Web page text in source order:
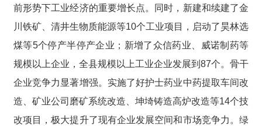
前形势下工业经济的重要增长点。同时，新建和续建了金
川铁矿、清井生物质能源等10个工业项目，启动了昊林选
煤等5个停产半停产企业；新增了众信药业、威诺制药等
规模以上企业，全县规模以上工业企业发展到87个。骨干
企业竞争力显著增强。实施了好护士药业中药提取车间改
造、矿业公司磨矿系统改造、坤埼铸造高炉改造等14个技
改项目，极大提升了现有企业发展空间和市场竞争力。绿